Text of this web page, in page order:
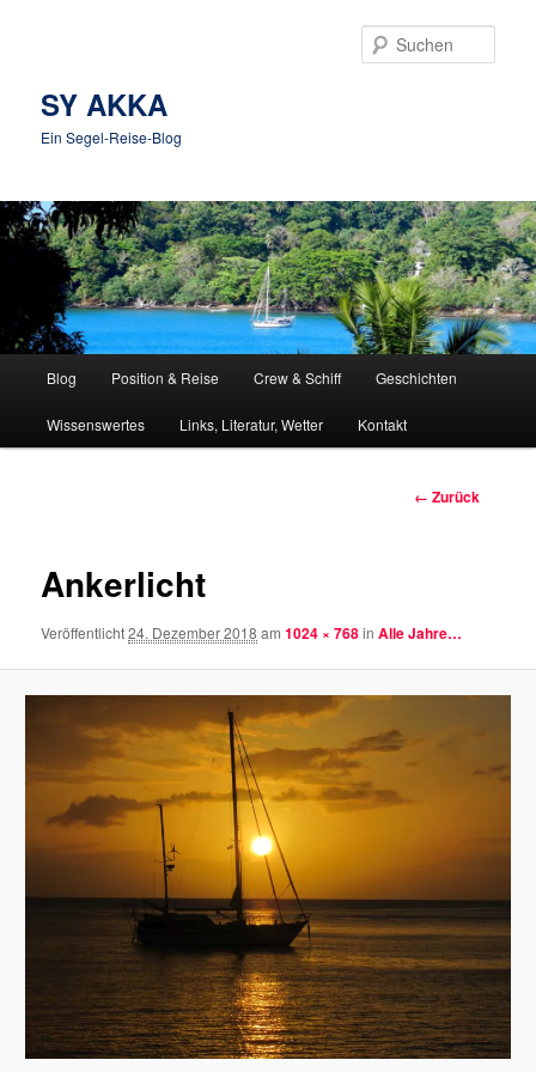
SY AKKA
Ein Segel-Reise-Blog
Blog Position & Reise Crew & Schiff Geschichten
Wissenswertes Links, Literatur, Wetter Kontakt
Bilder-
← Zurück
Ankerlicht
Veröffentlicht24. Dezember 2018 am1024 × 768inAlle Jahre…